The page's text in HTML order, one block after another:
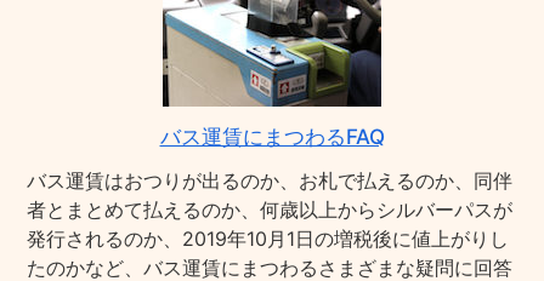
バス運賃にまつわるFAQ
バス運賃はおつりが出るのか、お札で払えるのか、同伴
者とまとめて払えるのか、何歳以上からシルバーパスが
発行されるのか、2019年10月1日の増税後に値上がりし
たのかなど、バス運賃にまつわるさまざまな疑問に回答